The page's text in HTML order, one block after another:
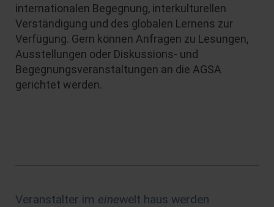
internationalen Begegnung, interkulturellen
Verständigung und des globalen Lernens zur
Verfügung. Gern können Anfragen zu Lesungen,
Ausstellungen oder Diskussions- und
Begegnungsveranstaltungen an die AGSA
gerichtet werden.
Veranstalter im einewelt haus werden